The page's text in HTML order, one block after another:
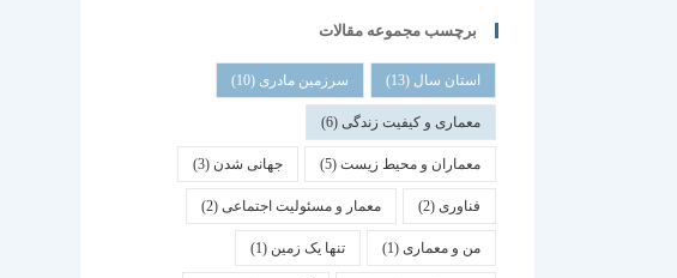
برچسب مجموعه مقالات
استان سال (13) سرزمین مادری (10)
معماری و کیفیت زندگی(6)
معماران و محیط زیست(5) جهانی شدن (3)
فناوری(2) معمار و مسئولیت اجتماعی(2)
من و معماری(1) تنها یک زمین (1)